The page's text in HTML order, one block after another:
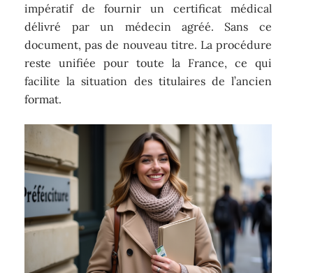
impératif de fournir un certificat médical
délivré par un médecin agréé. Sans ce
document, pas de nouveau titre. La procédure
reste unifiée pour toute la France, ce qui
facilite la situation des titulaires de l’ancien
format.